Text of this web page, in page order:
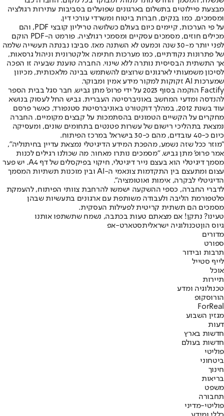
מבצעת פיילוטים בתשלום בארגונים שפועלים בסביבות עתירות רגולציה
ומסמכים, כמו בנקים, חברות ביטוח ומשרדי עורכי דין.
על פי הערכות, קיימים כיום בעולם כשלושה טריליון קובצי PDF, והם
מכילים חוזים, מסמכים עסקיים ומסמכי רגולציה. פורמט ה-PDF הוקם
לפני יותר מ-30 שנה וכמעט לא השתנה מאז. סביבו נבנתה תעשייה שלמה
של פתרונות נקודתיים, כמו מערכות חתימה אלקטרונית וניהול גרסאות,
אך התשתית הבסיסית נותרה ללא שינוי. החברה טוענת שבעיה זו הפכה
לסיכון משמעותי לארגונים שרוצים להשתמש בבינה מלאכותית, מכיוון
שמערכות AI זקוקות למקור מידע אמין ומבוקר.
Factify הוקמה בסוף 2023 על ידי פרופ' מתן גביש, חבר סגל בבית הספר
להנדסה ומדעי המחשב באוניברסיטה העברית. גביש החל לעסוק בנושא
עוד בשנת 2012, במהלך דוקטורט באוניברסיטת סטנפורד, כאשר פרסם
מחקרים על הקשיים הטמונים בהסתמכות על קבצים מקומיים. החברה
נמצאת בתהליכי רישום של עשרות פטנטים בתחומים שונים, ומעסיקה
כיום כ-40 עובדים, מהם כ-30 בישראל במרכז הפיתוח.
"מוזר ככל שזה נשמע, מהפכת המידע הדיגיטלי נמצאת עדיין בחיתוליה",
אמר פרופ' מתן גביש. "מסמכים נותרו מאחור. מה שכולנו רגילים לכנות
מסמך דיגיטלי הוא בעצם נייר דיגיטלי, חיקוי בפיקסלים של דף A4. יש פער
עצום ומתעצם בין התקדמות צונאמי ה-AI ובין מוכנות תשתיות המסמך
הדיגיטלי לבקרה, אימות ואוטומציה".
לדברי החברה, כספי ההשקעה ישמשו להרחבת צוותי הפיתוח, להעמקת
פלטפורמת הליבה ולעבודה משותפת עם ארגונים בתעשיות שבהן
מסמכים הם תשתית קריטית לפעילות העסקית.
טעינו? נתקן! אם מצאתם טעות בכתבה, נשמח שתשתפו אותנו
גיוס הוןטכנולוגיה ישראליתסטארט-אפ
מדורים
ספורט
תרבות ובידור
לייף סטייל
אוכל
תיירות
טכנולוגיה ומדע
הורוסקופ
ForReal
מגזין השבוע
דעות
חדשות בארץ
חדשות בעולם
פוליטי
ביטחוני
חינוך
בריאות
משפט
תחבורה
פוליטי-מדיני